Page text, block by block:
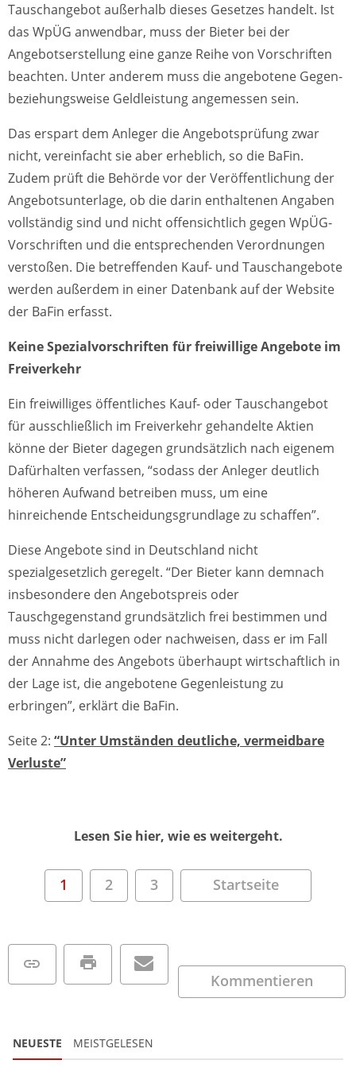
Tauschangebot außerhalb dieses Gesetzes handelt. Ist
das WpÜG anwendbar, muss der Bieter bei der
Angebotserstellung eine ganze Reihe von Vorschriften
beachten. Unter anderem muss die angebotene Gegen-
beziehungsweise Geldleistung angemessen sein.
Das erspart dem Anleger die Angebotsprüfung zwar
nicht, vereinfacht sie aber erheblich, so die BaFin.
Zudem prüft die Behörde vor der Veröffentlichung der
Angebotsunterlage, ob die darin enthaltenen Angaben
vollständig sind und nicht offensichtlich gegen WpÜG-
Vorschriften und die entsprechenden Verordnungen
verstoßen. Die betreffenden Kauf- und Tauschangebote
werden außerdem in einer Datenbank auf der Website
der BaFin erfasst.
Keine Spezialvorschriften für freiwillige Angebote im
Freiverkehr
Ein freiwilliges öffentliches Kauf- oder Tauschangebot
für ausschließlich im Freiverkehr gehandelte Aktien
könne der Bieter dagegen grundsätzlich nach eigenem
Dafürhalten verfassen, “sodass der Anleger deutlich
höheren Aufwand betreiben muss, um eine
hinreichende Entscheidungsgrundlage zu schaffen”.
Diese Angebote sind in Deutschland nicht
spezialgesetzlich geregelt. “Der Bieter kann demnach
insbesondere den Angebotspreis oder
Tauschgegenstand grundsätzlich frei bestimmen und
muss nicht darlegen oder nachweisen, dass er im Fall
der Annahme des Angebots überhaupt wirtschaftlich in
der Lage ist, die angebotene Gegenleistung zu
erbringen”, erklärt die BaFin.
Seite 2: “Unter Umständen deutliche, vermeidbare
Verluste”
Lesen Sie hier, wie es weitergeht.
1 2 3 Startseite
Kommentieren
NEUESTE MEISTGELESEN